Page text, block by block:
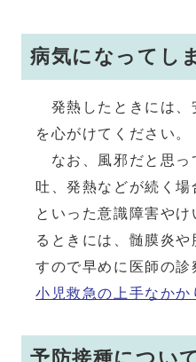
病気になってし
発熱したときには、
を心がけてください。
なお、風邪だと思っ
吐、発熱などが続く
といった意識障害や
るときには、髄膜炎
すので早めに医師の診
小児救急の上手なかか